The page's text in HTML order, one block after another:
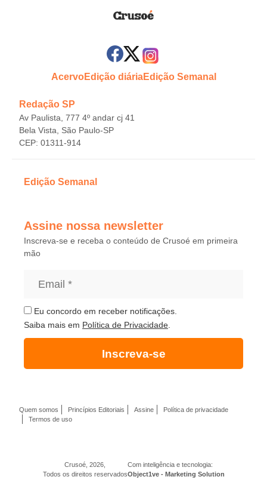
AcervoEdição diáriaEdição Semanal
Redação SP
Av Paulista, 777 4º andar cj 41
Bela Vista, São Paulo-SP
CEP: 01311-914
Edição Semanal
Assine nossa newsletter
Inscreva-se e receba o conteúdo de Crusoé em primeira
mão
Eu concordo em receber notificações.
Saiba mais em Política de Privacidade.
Inscreva-se
Crusoé, 2026,
Todos os direitos reservados
Com inteligência e tecnologia:
Object1ve - Marketing Solution
Quem somos Princípios Editoriais Assine
Política de privacidade
Termos de uso